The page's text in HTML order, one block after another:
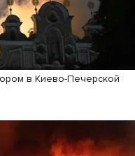
в Киево-Печерской